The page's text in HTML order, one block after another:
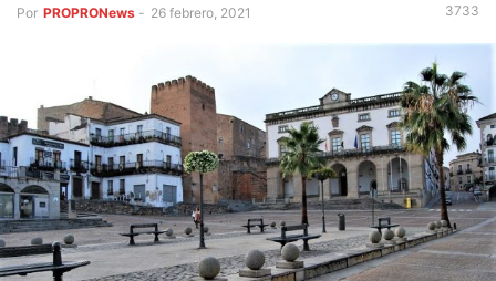
Por PROPRONews - 26 febrero, 2021 3733